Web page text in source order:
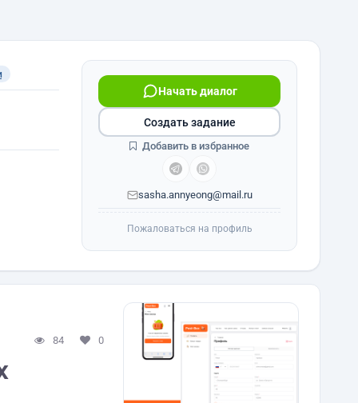
Начать диалог
sasha.annyeong@mail.ru
Создать задание
Добавить в избранное
Пожаловаться на профиль
84 0